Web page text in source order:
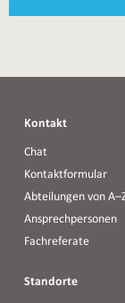
Kontakt
Chat
Kontaktformular
Abteilungen von
Ansprechpersonen
Fachreferate
Standorte